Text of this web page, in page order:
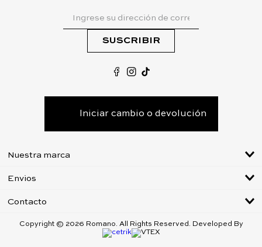
SUSCRIBIR
Iniciar cambio o devolución
Nuestra marca
Política de Privacidad
Envios
Cómo Comprar Y Cambiar
Cambios y devoluciones
Contacto
Tabla de tallas
Copyright © 2026 Romano. All Rights Reserved. Developed By